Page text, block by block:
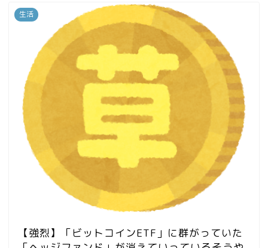
生活
【強烈】「ビットコインETF」に群がっていた